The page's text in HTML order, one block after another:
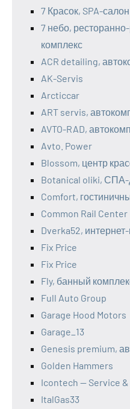
7 Красок, SPA-салон
7 небо,
комплекс
ACR detailing,
AK-Servis
Arcticcar
ART servis,
AVTO-RAD,
Avto. Power
Blossom, центр
Botanical oliki,
Comfort,
Common Rail Center
Dverka52,
Fix Price
Fix Price
Fly, банный
Full Auto Group
Garage Hood Motors
Garage_13
Genesis premium,
Golden Hammers
Icontech — Service
ItalGas33